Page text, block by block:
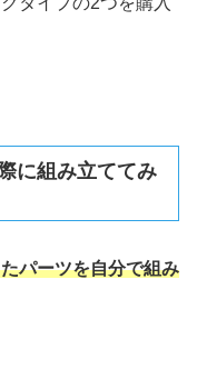
に組み立ててみ
パーツを自分で組み